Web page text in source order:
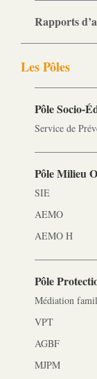
Rapports
Les Pôles
Pôle Socio-­
Service de
Pôle Milieu
SIE
AEMO
AEMO H
Pôle
Médiation
VPT
AGBF
MJPM